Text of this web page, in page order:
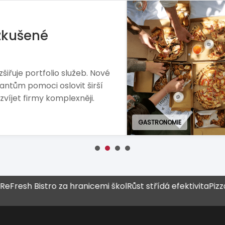
hledá master-
The Real Pizza Company
značky na českém
BANKOVNICTVÍ A FINANCE
Bistro za hranicemi školRůst střídá efektivitaPizza